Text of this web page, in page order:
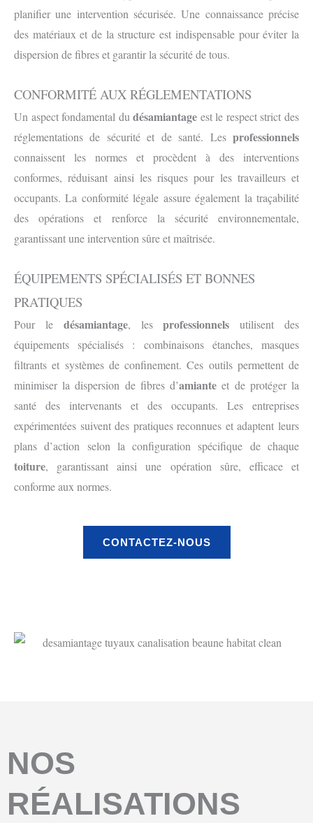
planifier une intervention sécurisée. Une connaissance précise
des matériaux et de la structure est indispensable pour éviter la
dispersion de fibres et garantir la sécurité de tous.
CONFORMITÉ AUX RÉGLEMENTATIONS
Un aspect fondamental dudésamiantage est le respect strict des
réglementations de sécurité et de santé. Les professionnels
connaissent les normes et procèdent à des interventions
conformes, réduisant ainsi les risques pour les travailleurs et
occupants. La conformité légale assure également la traçabilité
des opérations et renforce la sécurité environnementale,
garantissant une intervention sûre et maîtrisée.
ÉQUIPEMENTS SPÉCIALISÉS ET BONNES
PRATIQUES
Pour le désamiantage, lesprofessionnels utilisent des
équipements spécialisés : combinaisons étanches, masques
filtrants et systèmes de confinement. Ces outils permettent de
minimiser la dispersion de fibres d’amiante et de protéger la
santé des intervenants et des occupants. Les entreprises
expérimentées suivent des pratiques reconnues et adaptent leurs
plans d’action selon la configuration spécifique de chaque
toiture, garantissant ainsi une opération sûre, efficace et
conforme aux normes.
CONTACTEZ-NOUS
NOS
RÉALISATIONS